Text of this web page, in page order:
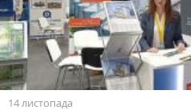
14 листопада